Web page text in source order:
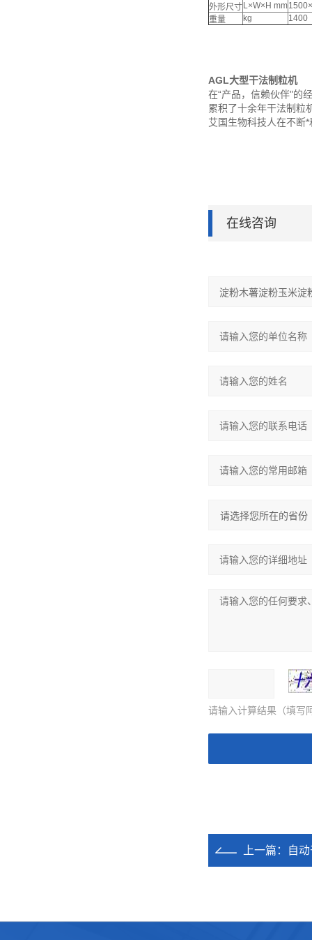
外形尺寸 L×W×H mm
重量
kg 1400
AGL大型干法制粒机
在“产品，信赖伙伴"的
累积了十余年干法制粒
艾国生物科技人在不断
在线咨询
请输入计算结果（填写
上一篇： 自